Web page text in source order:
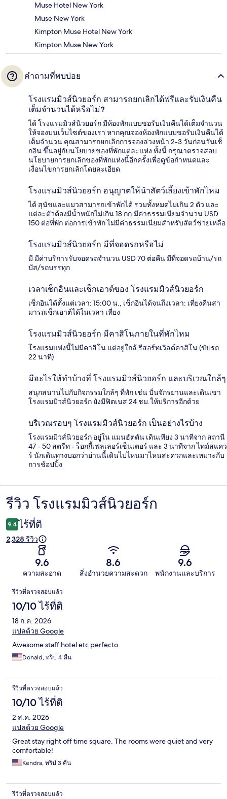
Muse Hotel New York
Muse New York
Kimpton Muse Hotel New York
Kimpton Muse New York
คำถามที่พบบ่อย
โรงแรมมิวส์นิวยอร์ก สามารถยกเลิกได้ฟรีและรับเงินคืน
เต็มจำนวนได้หรือไม่?
ได้ โรงแรมมิวส์นิวยอร์ก มีห้องพักแบบขอรับเงินคืนได้เต็มจำนวน
ให้จองบนเว็บไซต์ของเรา หากคุณจองห้องพักแบบขอรับเงินคืนได้
เต็มจำนวน คุณสามารถยกเลิกการจองล่วงหน้า 2-3 วันก่อนวันเช็
กอิน ขึ้นอยู่กับนโยบายของที่พักแต่ละแห่ง ทั้งนี้ กรุณาตรวจสอบ
นโยบายการยกเลิกของที่พักแห่งนี้อีกครั้งเพื่อดูข้อกำหนดและ
เงื่อนไขการยกเลิกโดยละเอียด
โรงแรมมิวส์นิวยอร์ก อนุญาตให้นำสัตว์เลี้ยงเข้าพักไหม
ได้ สุนัขและแมวสามารถเข้าพักได้ รวมทั้งหมดไม่เกิน 2 ตัว และ
แต่ละตัวต้องมีน้ำหนักไม่เกิน 18 กก.มีค่าธรรมเนียมจำนวน USD
150 ต่อที่พัก ต่อการเข้าพัก ไม่มีค่าธรรมเนียมสำหรับสัตว์ช่วยเหลือ
โรงแรมมิวส์นิวยอร์ก มีที่จอดรถหรือไม่
มี มีค่าบริการรับจอดรถจำนวน USD 70 ต่อคืน มีที่จอดรถบ้าน/รถ
บัส/รถบรรทุก
เวลาเช็กอินและเช็กเอาต์ของ โรงแรมมิวส์นิวยอร์ก
เช็กอินได้ตั้งแต่เวลา: 15:00 น., เช็กอินได้จนถึงเวลา: เที่ยงคืนสา
มารถเช็กเอาต์ได้ในเวลา เที่ยง
โรงแรมมิวส์นิวยอร์ก มีคาสิโนภายในที่พักไหม
โรงแรมแห่งนี้ไม่มีคาสิโน แต่อยู่ใกล้ รีสอร์ทเวิลด์คาสิโน (ขับรถ
22 นาที)
มีอะไรให้ทำบ้างที่ โรงแรมมิวส์นิวยอร์ก และบริเวณใกล้ๆ
สนุกสนานไปกับกิจกรรมใกล้ๆ ที่พัก เช่น ปั่นจักรยานและเดินเขา
โรงแรมมิวส์นิวยอร์ก ยังมีฟิตเนส 24 ชม.ให้บริการอีกด้วย
บริเวณรอบๆ โรงแรมมิวส์นิวยอร์ก เป็นอย่างไรบ้าง
โรงแรมมิวส์นิวยอร์ก อยู่ใน แมนฮัตตัน เดินเพียง 3 นาทีจาก สถานี
47 - 50 สตรีท - ร็อกกี้เฟลเลอร์เซ็นเตอร์ และ 3 นาทีจาก ไทม์สแคว
ร์ นักเดินทางบอกว่าย่านนี้เดินไปไหนมาไหนสะดวกและเหมาะกับ
การช้อปปิ้ง
รีวิว
รีวิว โรงแรมมิวส์นิวยอร์ก
9.4 ไร้ที่ติ
2,328 รีวิว
9.6
ความสะอาด
8.6
สิ่งอำนวยความสะดวก
9.6
พนักงานและบริการ
รีวิว
รีวิวที่ตรวจสอบแล้ว
10/10 ไร้ที่ติ
18 ก.ค. 2026
แปลด้วย Google
Awesome staff hotel etc perfecto
Donald, ทริป 4 คืน
รีวิวที่ตรวจสอบแล้ว
10/10 ไร้ที่ติ
2 ส.ค. 2026
แปลด้วย Google
Great stay right off time square. The rooms were quiet and very
comfortable!
Kendra, ทริป 3 คืน
รีวิวที่ตรวจสอบแล้ว